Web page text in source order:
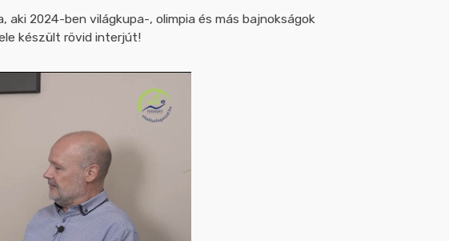
2024-ben világkupa-, olimpia és más bajnokságok
készült rövid interjút!